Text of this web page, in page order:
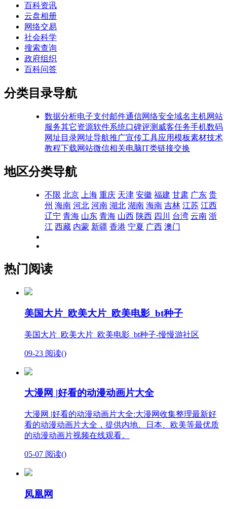
百科资讯
云盘相册
网络交易
社会科学
搜索查询
政府组织
百科问答
分类目录导航
数据分析电子支付邮件通信网络安全域名主机网站
服务其它资源软件系统口碑评测 威客任务手机数码
网址目录网址导航推广宣传工具应用模板素材技术
教程下载网站微信相关电脑IT类链接交换
地区分类导航
不限 北京 上海 重庆 天津 安徽 福建 甘肃 广东 贵
州 海南 河北 河南 湖北 湖南 海南 吉林 江苏 江西
辽宁 青海 山东 青海 山西 陕西 四川 台湾 云南 浙
江 西藏 内蒙 新疆 香港 宁夏 广西 澳门
热门阅读
美国大片_欧美大片_欧美电影_bt种子
美国大片_欧美大片_欧美电影_bt种子-慢慢游社区
09-23 阅读()
大漫网 |好看的动漫动画片大全
大漫网 |好看的动漫动画片大全:大漫网收集整理最新好
看的动漫动画片大全，提供内地、日本、欧美等最优质
的动漫动画片视频在线观看。
05-07 阅读()
凤凰网